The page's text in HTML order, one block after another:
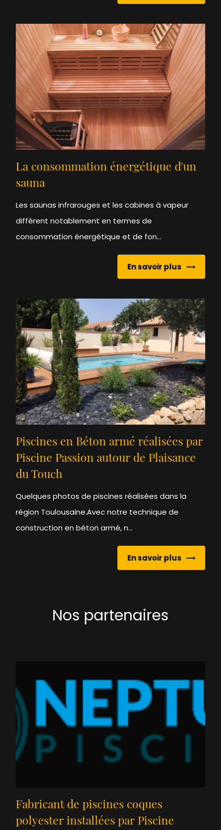
La consommation énergétique d'un
sauna
Les saunas infrarouges et les cabines à vapeur
diffèrent notablement en termes de
consommation énergétique et de fon...
En savoir plus
Piscines en Béton armé réalisées par
Piscine Passion autour de Plaisance
du Touch
Quelques photos de piscines réalisées dans la
région Toulousaine.Avec notre technique de
construction en béton armé, n...
En savoir plus
Nos partenaires
Fabricant de piscines coques
polyester installées par Piscine